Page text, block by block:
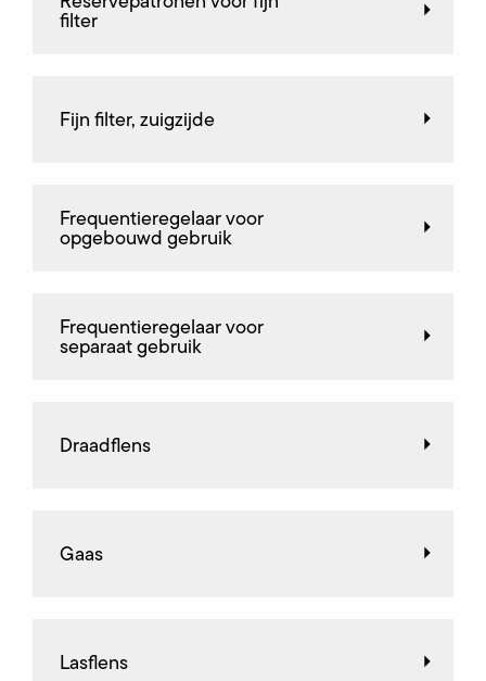
filter
Fijn filter, zuigzijde
Frequentieregelaar voor
opgebouwd gebruik
Frequentieregelaar voor
separaat gebruik
Draadflens
Gaas
Lasflens